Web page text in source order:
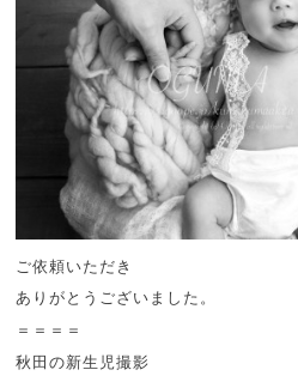
ご依頼いただき
ありがとうございました。
＝＝＝＝
秋田の新生児撮影